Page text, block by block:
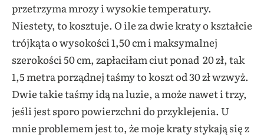
przetrzyma mrozy i wysokie temperatury.
Niestety, to kosztuje. O ile za dwie kraty o kształcie
trójkąta o wysokości 1,50 cm i maksymalnej
szerokości 50 cm, zapłaciłam ciut ponad 20 zł, tak
1,5 metra porządnej taśmy to koszt od 30 zł wzwyż.
Dwie takie taśmy idą na luzie, a może nawet i trzy,
jeśli jest sporo powierzchni do przyklejenia. U
mnie problemem jest to, że moje kraty stykają się z